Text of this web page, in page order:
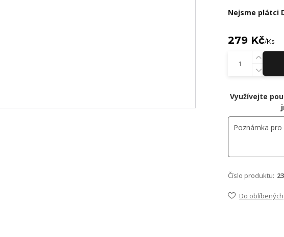
Nejsme plátci
279 Kč/Ks
Využívejte
Číslo produktu:
Do oblíbených